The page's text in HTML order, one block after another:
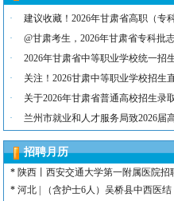
·
建议收藏！2026年甘肃省高职（专科
·
@甘肃考生，2026年甘肃省专科批
·
2026年甘肃省中等职业学校统一招
·
关注！2026甘肃中等职业学校招生
·
关于2026年甘肃省普通高校招生录
·
兰州市就业和人才服务局致2026届
招聘月历
河北 | （含护士15名）唐山康诚医院
*
内蒙古 | （含护士3人）兴安长生肾病
*陕西 | （含护士5人）宝鸡蔡家坡普安
* 陕西丨西安交通大学第一附属医院招
* 河北 | （含护士6人）吴桥县中西医结